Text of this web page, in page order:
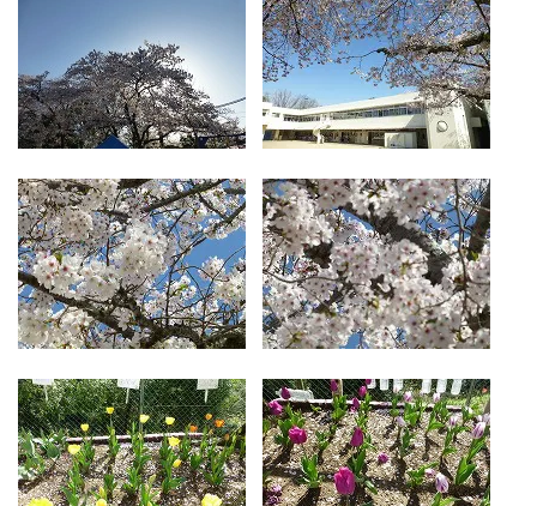
月~金 10:00-18:00